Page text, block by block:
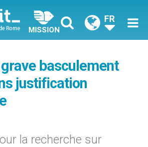
MISSION
FR
basculement
justification
la recherche sur